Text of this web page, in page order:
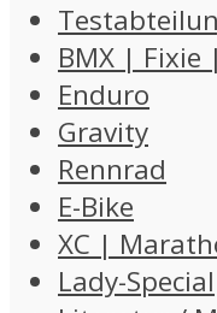
BMX | Fixie
Enduro
Gravity
Rennrad
E-Bike
XC |
Lady-Special